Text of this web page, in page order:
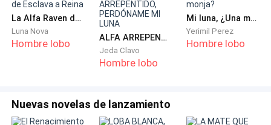
Las lágrimas ardieron en el fondo de mis ojos,
calientes y humillantes. Dos años. Cada sonrisa, cada
promesa, cada vez que me decía que era hermosa...
—Bueno, no tienes que fingir por mucho más tiempo —
La Alfa Raven de Esclava a Reina
Luna Nova
Hombre lobo ALFA ARREPENTIDO, PERDÓNAME MI LUNA
Jeda Clavo
Hombre lobo
Mi luna, ¿Una monja?
Yerimil Perez
Hombre lobo
Nuevas novelas de lanzamiento